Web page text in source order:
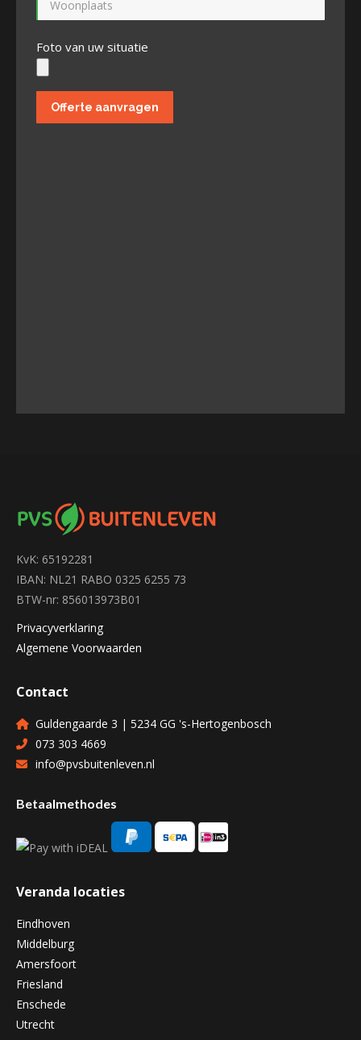
Foto van uw situatie
KvK: 65192281
IBAN: NL21 RABO 0325 6255 73
BTW-nr: 856013973B01
Privacyverklaring
Algemene Voorwaarden
Contact
Guldengaarde 3 | 5234 GG 's-Hertogenbosch
073 303 4669
info@pvsbuitenleven.nl
Betaalmethodes
Veranda locaties
Eindhoven
Middelburg
Amersfoort
Friesland
Enschede
Utrecht